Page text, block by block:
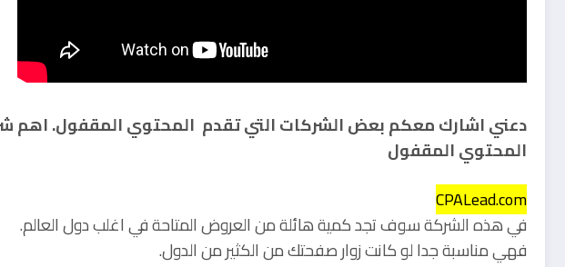
المحتوي المقفول
CPALead.com
في هذه الشركة سوف تجد كمية هائلة من العروض المتاحة في اغلب دول العالم.
فهي مناسبة جدا لو كانت زوار صفحتك من الكثير من الدول.